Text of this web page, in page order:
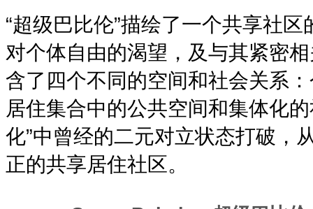
“超级巴比伦”描绘了一个共享社
对个体自由的渴望，及与其紧密
含了四个不同的空间和社会关系
居住集合中的公共空间和集体化
化”中曾经的二元对立状态打破，
正的共享居住社区。